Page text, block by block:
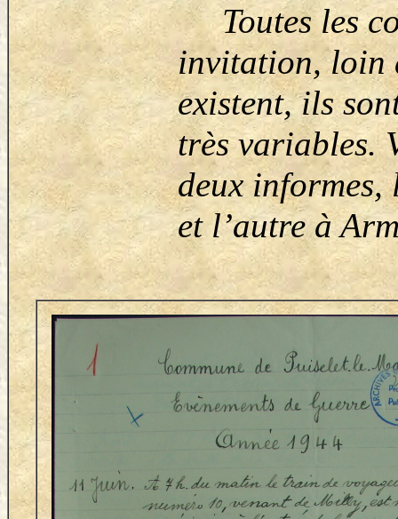
Toutes les
invitation, loin
existent, ils
très variables.
deux
et l’autre à